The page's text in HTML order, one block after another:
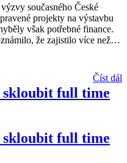
současného České
projekty na výstavbu
však potřebné finance.
že zajistilo více než…
Číst dál
full time
full time